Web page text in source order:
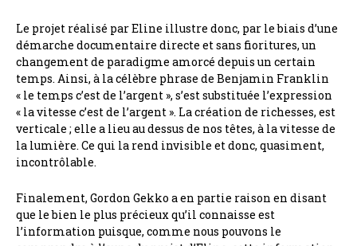
Le projet réalisé par Eline illustre donc, par le biais d’une
démarche documentaire directe et sans fioritures, un
changement de paradigme amorcé depuis un certain
temps. Ainsi, à la célèbre phrase de Benjamin Franklin
« le temps c’est de l’argent », s’est substituée l’expression
« la vitesse c’est de l’argent ». La création de richesses, est
verticale ; elle a lieu au dessus de nos têtes, à la vitesse de
la lumière. Ce qui la rend invisible et donc, quasiment,
incontrôlable.
Finalement, Gordon Gekko a en partie raison en disant
que le bien le plus précieux qu’il connaisse est
l’information puisque, comme nous pouvons le